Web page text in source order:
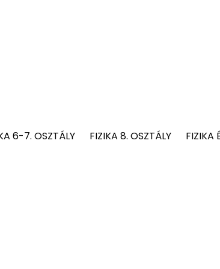
6-7. OSZTÁLY FIZIKA 8. OSZTÁLY FIZIKA